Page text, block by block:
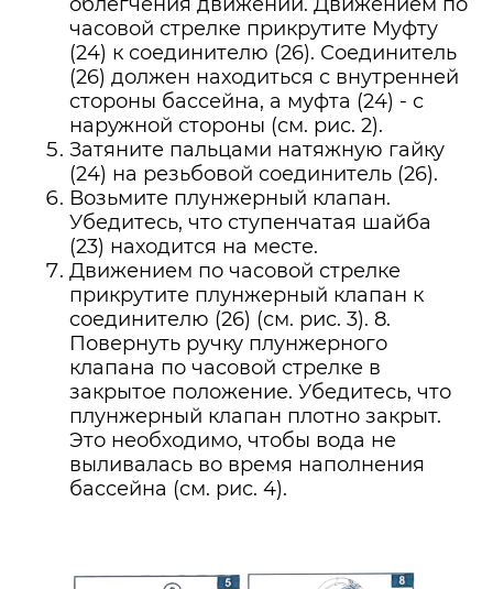
облегчения движений. Движением по
часовой стрелке прикрутите Муфту
(24) к соединителю (26). Соединитель
(26) должен находиться с внутренней
стороны бассейна, а муфта (24) - с
наружной стороны (см. рис. 2).
Затяните пальцами натяжную гайку
(24) на резьбовой соединитель (26).
Возьмите плунжерный клапан.
Убедитесь, что ступенчатая шайба
(23) находится на месте.
Движением по часовой стрелке
прикрутите плунжерный клапан к
соединителю (26) (см. рис. 3). 8.
Повернуть ручку плунжерного
клапана по часовой стрелке в
закрытое положение. Убедитесь, что
плунжерный клапан плотно закрыт.
Это необходимо, чтобы вода не
выливалась во время наполнения
бассейна (см. рис. 4).